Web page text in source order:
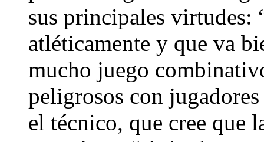
sus principales virtudes:
atléticamente y que va
mucho juego
peligrosos con
el técnico, que cree que